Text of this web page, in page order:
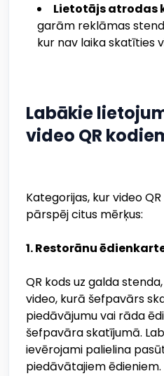
Lietotājs atrodas
garām reklāmas
kur nav laika skatīties
Labākie
video QR
Kategorijas, kur video
pārspēj citus mērķus:
1. Restorānu
QR kods uz galda
video, kurā šefpavārs
piedāvājumu vai rāda
šefpavāra skatījumā.
ievērojami palielina
piedāvātajiem ēdieniem.